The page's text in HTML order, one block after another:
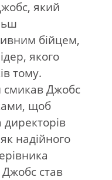
який
бійцем,
якого
тому.
смикав Джобс
щоб
директорів
надійного
став